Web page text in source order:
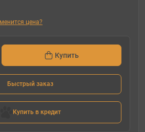
цена?
Купить
Быстрый заказ
Купить в кредит